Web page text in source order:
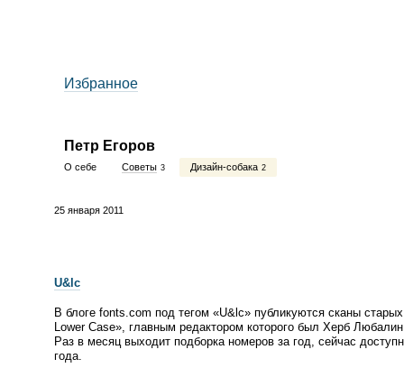
Избранное
Петр Егоров
О себе Советы 3 Дизайн-собака 2
25 января 2011
U&lc
В блоге fonts.com под тегом «U&lc» публикуются сканы
Lower Case», главным редактором которого был Херб
Раз в месяц выходит подборка номеров за год, сейчас
года.